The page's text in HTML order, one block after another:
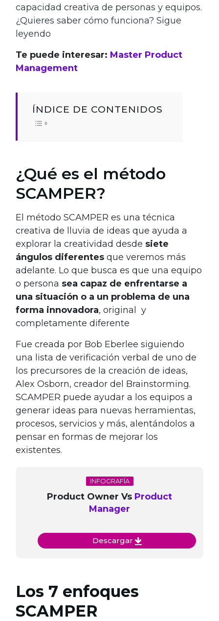
capacidad creativa de personas y equipos.
¿Quieres saber cómo funciona? Sigue
leyendo
Te puede interesar: Master Product
Management
ÍNDICE DE CONTENIDOS
¿Qué es el método
SCAMPER?
El método SCAMPER es una técnica
creativa de lluvia de ideas que ayuda a
explorar la creatividad desde siete
ángulos diferentes que veremos más
adelante. Lo que busca es que una equipo
o persona sea capaz de enfrentarse a
una situación o a un problema de una
forma innovadora, original y
completamente diferente
Fue creada por Bob Eberlee siguiendo
una lista de verificación verbal de uno de
los precursores de la creación de ideas,
Alex Osborn, creador del Brainstorming.
SCAMPER puede ayudar a los equipos a
generar ideas para nuevas herramientas,
procesos, servicios y más, alentándolos a
pensar en formas de mejorar los
existentes.
INFOGRAFÍA
Product Owner Vs Product
Manager
Descargar
Los 7 enfoques
SCAMPER